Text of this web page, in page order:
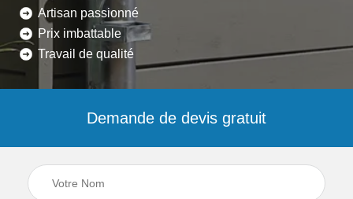
Artisan passionné
Prix imbattable
Travail de qualité
Demande de devis gratuit